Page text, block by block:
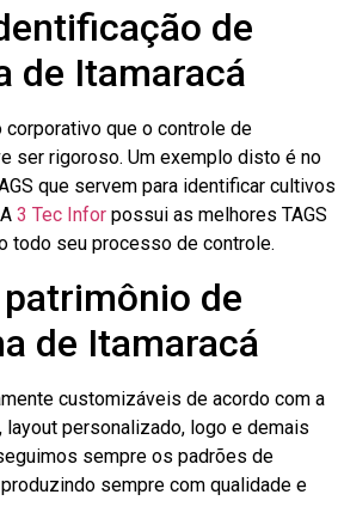
de
de Itamaracá
corporativo que o controle de
ser rigoroso. Um exemplo disto é no
que servem para identificar cultivos
3 Tec Infor possui as melhores TAGS
todo seu processo de controle.
de
de Itamaracá
customizáveis de acordo com a
personalizado, logo e demais
sempre os padrões de
sempre com qualidade e